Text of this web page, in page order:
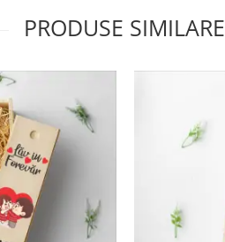
PRODUSE SIMILARE